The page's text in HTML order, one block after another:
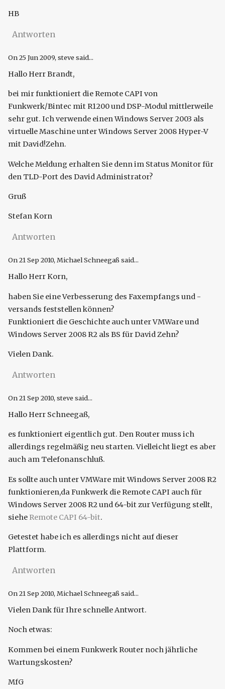
HB
Antworten
On25 Jun 2009, steve said...
Hallo Herr Brandt,
bei mir funktioniert die Remote CAPI von
Funkwerk/Bintec mit R1200 und DSP-Modul mittlerweile
sehr gut. Ich verwende einen Windows Server 2003 als
virtuelle Maschine unter Windows Server 2008 Hyper-V
mit David!Zehn.
Welche Meldung erhalten Sie denn im Status Monitor für
den TLD-Port des David Administrator?
Gruß
Stefan Korn
Antworten
On21 Sep 2010, Michael Schneegaß said...
Hallo Herr Korn,
haben Sie eine Verbesserung des Faxempfangs und -
versands feststellen können?
Funktioniert die Geschichte auch unter VMWare und
Windows Server 2008 R2 als BS für David Zehn?
Vielen Dank.
Antworten
On21 Sep 2010, steve said...
Hallo Herr Schneegaß,
es funktioniert eigentlich gut. Den Router muss ich
allerdings regelmäßig neu starten. Vielleicht liegt es aber
auch am Telefonanschluß.
Es sollte auch unter VMWare mit Windows Server 2008 R2
funktionieren,da Funkwerk die Remote CAPI auch für
Windows Server 2008 R2 und 64-bit zur Verfügung stellt,
siehe Remote CAPI 64-bit.
Getestet habe ich es allerdings nicht auf dieser
Plattform.
Antworten
On21 Sep 2010, Michael Schneegaß said...
Vielen Dank für Ihre schnelle Antwort.
Noch etwas:
Kommen bei einem Funkwerk Router noch jährliche
Wartungskosten?
MfG